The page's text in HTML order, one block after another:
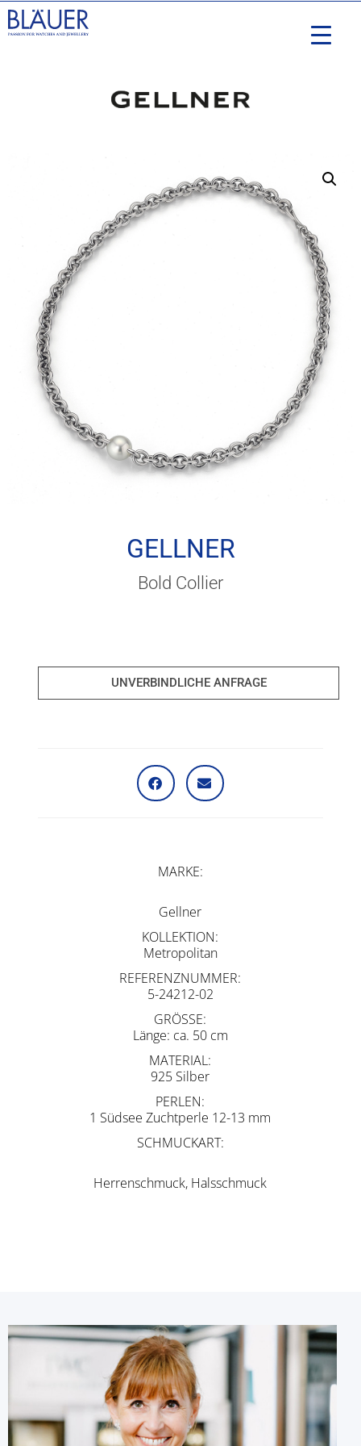
GELLNER
Bold Collier
UNVERBINDLICHE ANFRAGE
MARKE
Gellner
KOLLEKTION
Metropolitan
REFERENZNUMMER
5-24212-02
GRÖSSE
Länge: ca. 50 cm
MATERIAL
925 Silber
PERLEN
1 Südsee Zuchtperle 12-13 mm
SCHMUCKART
Herrenschmuck, Halsschmuck